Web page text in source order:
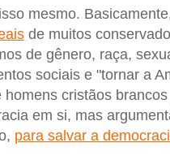
mesmo.
de muitos
de gênero, raça,
sociais e "tornar a
homens cristãos
em si, mas
para salvar a